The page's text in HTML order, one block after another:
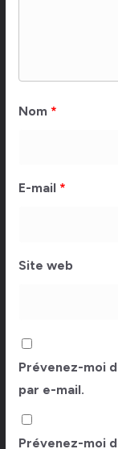
Nom *
E-mail *
Site web
Prévenez-moi
par e-mail.
Prévenez-moi